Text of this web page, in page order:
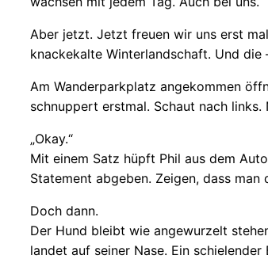
Aber jetzt. Jetzt freuen wir uns erst
knackekalte Winterlandschaft. Und die
Am Wanderparkplatz angekommen
schnuppert erstmal. Schaut nach
„Okay.“
Mit einem Satz hüpft Phil aus dem
Statement abgeben. Zeigen, dass
Doch dann.
Der Hund bleibt wie angewurzelt
landet auf seiner Nase. Ein